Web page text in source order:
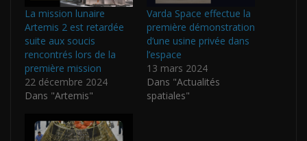
La mission lunaire
Artemis 2 est retardée
suite aux soucis
rencontrés lors de la
première mission
22 décembre 2024
Dans "Artemis"
Varda Space effectue la
première démonstration
d’une usine privée dans
l’espace
13 mars 2024
Dans "Actualités
spatiales"